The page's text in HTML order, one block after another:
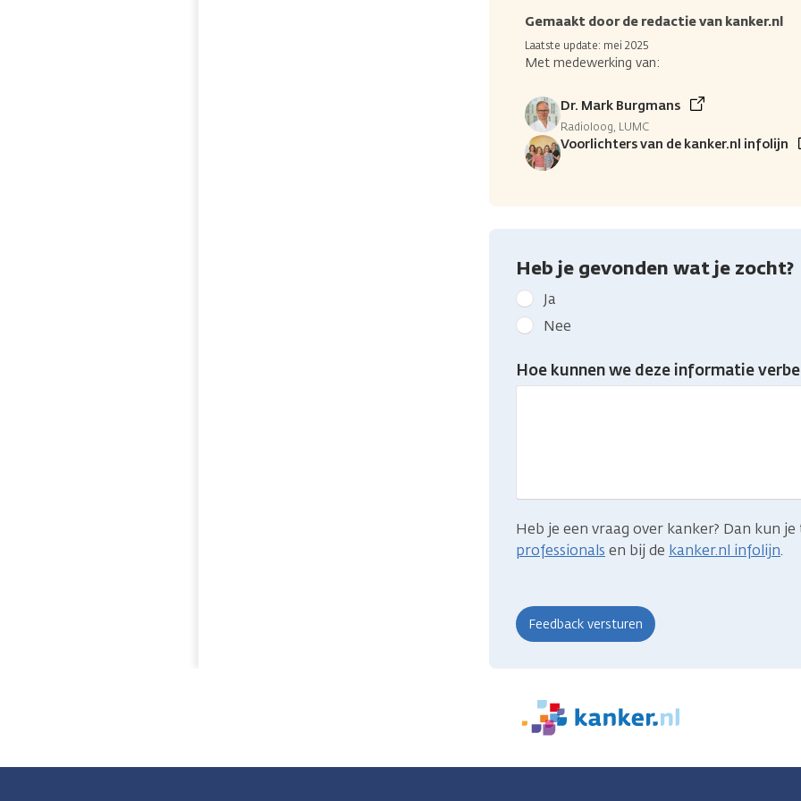
Gemaakt door de redactie van kanker.nl
Laatste update: mei 2025
Met medewerking van:
Dr. Mark Burgmans
Radioloog, LUMC
Voorlichters van de kanker.nl infolijn
Heb je gevonden wat je zocht?
Geef
kanker.nl
feedback:
Heb
je
Ja
Nee
Hoe kunnen we deze informatie
Heb je een vraag over kanker? Dan kun
professionals en bij de kanker.nl infolijn.
We
er